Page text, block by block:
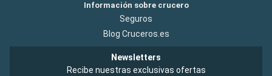
Información sobre crucero
Seguros
Blog Cruceros.es
Newsletters
Recibe nuestras exclusivas ofertas